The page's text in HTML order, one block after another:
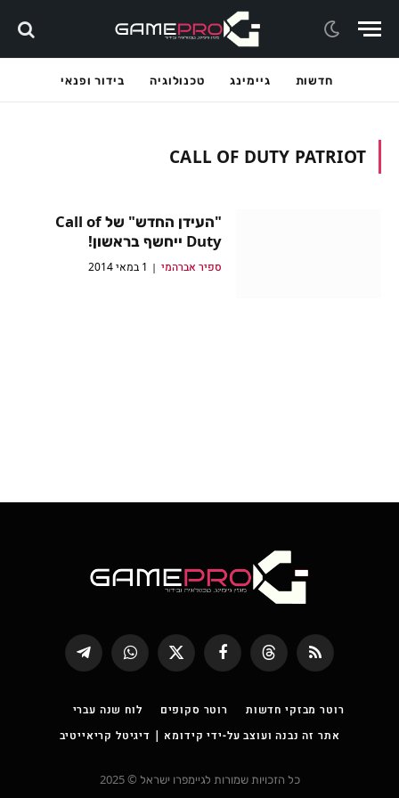
חדשות גיימינג טכנולוגיה בידור ופנאי
CALL OF DUTY PATRIOT
"העידן החדש" של Call of
Duty ייחשף בראשון!
ספיר אברהמי 1 במאי 2014
RSS
Threads פייסבוק
X
(טוויטר)
WhatsApp
Telegram
רוטר מבזקי חדשות רוטר סקופים
לוח שנה עברי
אתר זה נבנה ועוצב על-ידי קידומא | דיגיטל קריאייטיב
כל הזכויות שמורות לגיימפרו ישראל © 2025